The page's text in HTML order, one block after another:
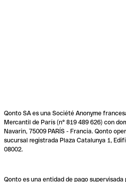
Qonto SA es una Société Anonyme
Mercantil de París (n° 819 489 626) con
Navarin, 75009 PARÍS - Francia. Qonto
sucursal registrada Plaza Catalunya 1,
08002.
Qonto es una entidad de pago supervisada